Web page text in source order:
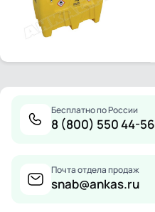
Бесплатно по России
8 (800) 550 44-56
Почта отдела продаж
snab@ankas.ru